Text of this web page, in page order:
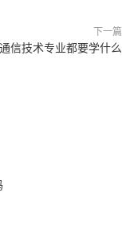
下一篇
信技术专业都要学什么